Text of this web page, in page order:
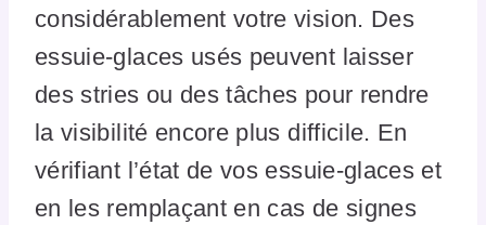
considérablement votre vision. Des
essuie-glaces usés peuvent laisser
des stries ou des tâches pour rendre
la visibilité encore plus difficile. En
vérifiant l’état de vos essuie-glaces et
en les remplaçant en cas de signes